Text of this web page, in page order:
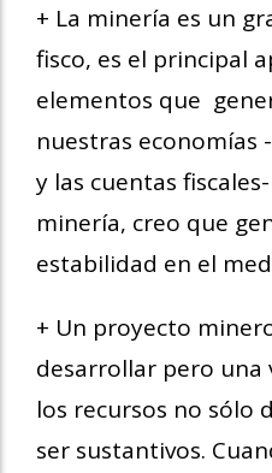
+ La minería es un
fisco, es el principal
elementos que
nuestras economías
y las cuentas
minería, creo que
estabilidad en el
+ Un proyecto
desarrollar pero una
los recursos no sólo
ser sustantivos.